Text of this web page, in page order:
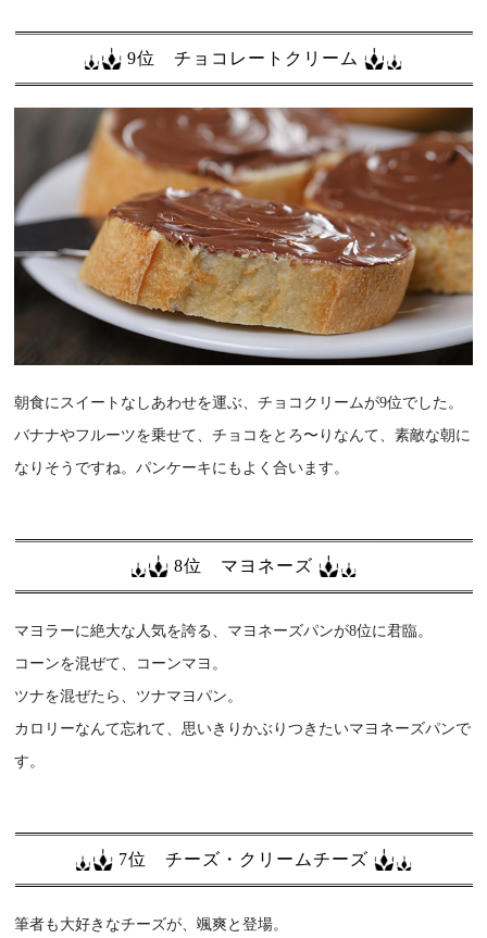
9位 チョコレートクリーム
朝食にスイートなしあわせを運ぶ、チョコクリームが9位でした。
バナナやフルーツを乗せて、チョコをとろ〜りなんて、素敵な朝に
なりそうですね。パンケーキにもよく合います。
8位 マヨネーズ
マヨラーに絶大な人気を誇る、マヨネーズパンが8位に君臨。
コーンを混ぜて、コーンマヨ。
ツナを混ぜたら、ツナマヨパン。
カロリーなんて忘れて、思いきりかぶりつきたいマヨネーズパンで
す。
7位 チーズ・クリームチーズ
筆者も大好きなチーズが、颯爽と登場。